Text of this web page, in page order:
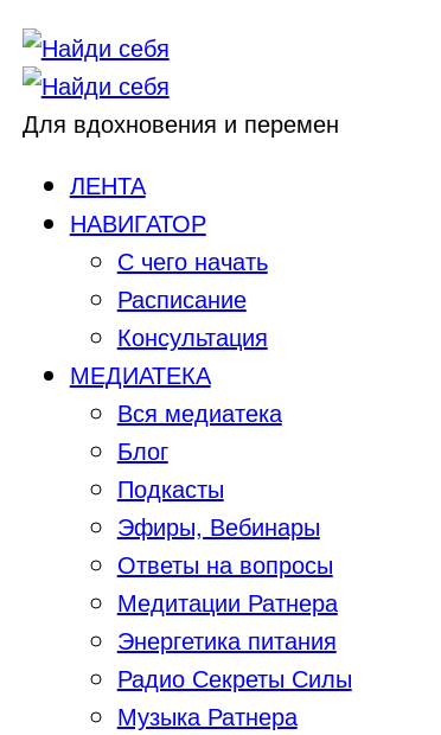
Для вдохновения и перемен
ЛЕНТА
НАВИГАТОР
С чего начать
Расписание
Консультация
МЕДИАТЕКА
Вся медиатека
Блог
Подкасты
Эфиры, Вебинары
Ответы на вопросы
Медитации Ратнера
Энергетика питания
Радио Секреты Силы
Музыка Ратнера